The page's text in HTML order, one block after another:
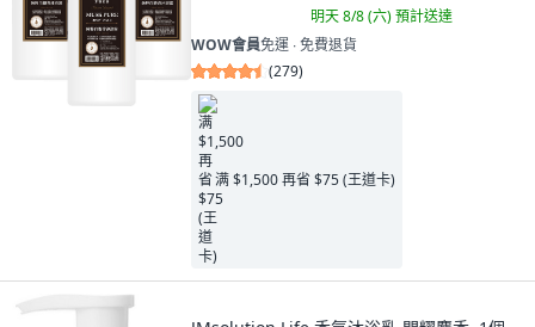
明天 8/8 (六)預計送達
WOW會員免運 ∙ 免費退貨
(279)
满 $1,500 再省 $75 (王道卡)